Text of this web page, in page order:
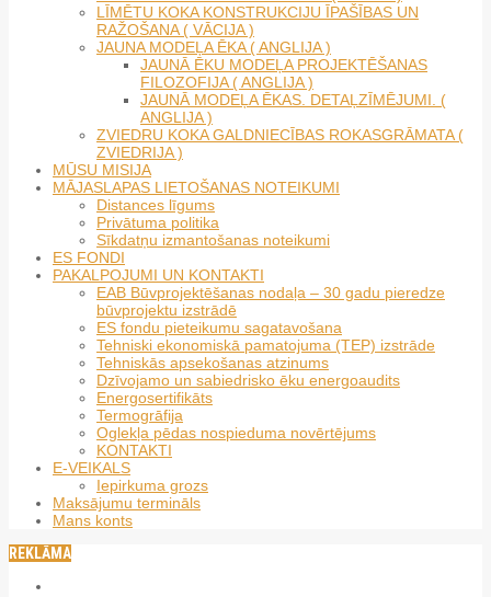
LĪMĒTU KOKA KONSTRUKCIJU ĪPAŠĪBAS UN
RAŽOŠANA ( VĀCIJA )
JAUNA MODEĻA ĒKA ( ANGLIJA )
JAUNĀ ĒKU MODEĻA PROJEKTĒŠANAS
FILOZOFIJA ( ANGLIJA )
JAUNĀ MODEĻA ĒKAS. DETAĻZĪMĒJUMI. (
ANGLIJA )
ZVIEDRU KOKA GALDNIECĪBAS ROKASGRĀMATA (
ZVIEDRIJA )
MŪSU MISIJA
MĀJASLAPAS LIETOŠANAS NOTEIKUMI
Distances līgums
Privātuma politika
Sīkdatņu izmantošanas noteikumi
ES FONDI
PAKALPOJUMI UN KONTAKTI
EAB Būvprojektēšanas nodaļa – 30 gadu pieredze
būvprojektu izstrādē
ES fondu pieteikumu sagatavošana
Tehniski ekonomiskā pamatojuma (TEP) izstrāde
Tehniskās apsekošanas atzinums
Dzīvojamo un sabiedrisko ēku energoaudits
Energosertifikāts
Termogrāfija
Oglekļa pēdas nospieduma novērtējums
KONTAKTI
E-VEIKALS
Iepirkuma grozs
Maksājumu termināls
Mans konts
REKLĀMA